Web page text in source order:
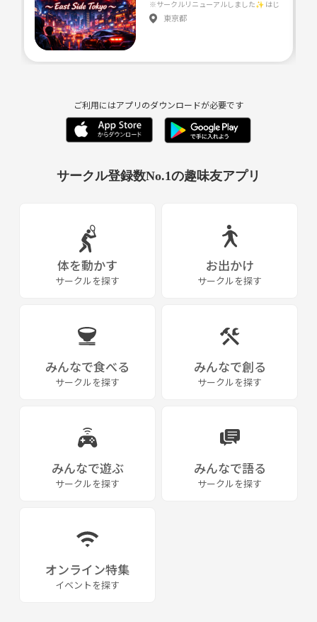
開催回数は100回以上、参加延べ人数は1,000人を超える実績あり⚾️
東京都
ご利用にはアプリのダウンロードが必要です
サークル登録数No.1の趣味友アプリ
体を動かす
サークルを探す
お出かけ
サークルを探す
みんなで食べる
サークルを探す
みんなで創る
サークルを探す
みんなで遊ぶ
サークルを探す
みんなで語る
サークルを探す
オンライン特集
イベントを探す